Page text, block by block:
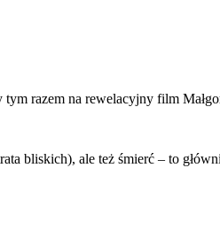
razem na rewelacyjny film
bliskich), ale też śmierć – to